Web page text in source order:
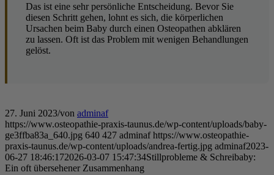
Das ist eine sehr persönliche Entscheidung. Bevor Sie
diesen Schritt gehen, lohnt es sich, die körperlichen
Ursachen beim Baby durch einen Osteopathen abklären
zu lassen. Oft ist das Problem mit wenigen Behandlungen
gelöst.
27. Juni 2023/von adminaf
https://www.osteopathie-praxis-taunus.de/wp-content/uploads/baby-
ge3ffba83a_640.jpg 640 427 adminaf https://www.osteopathie-
praxis-taunus.de/wp-content/uploads/andrea-fertig.jpg adminaf2023-
06-27 18:46:172026-03-07 15:47:34Stillprobleme & Schreibaby:
Ein oft übersehener Zusammenhang